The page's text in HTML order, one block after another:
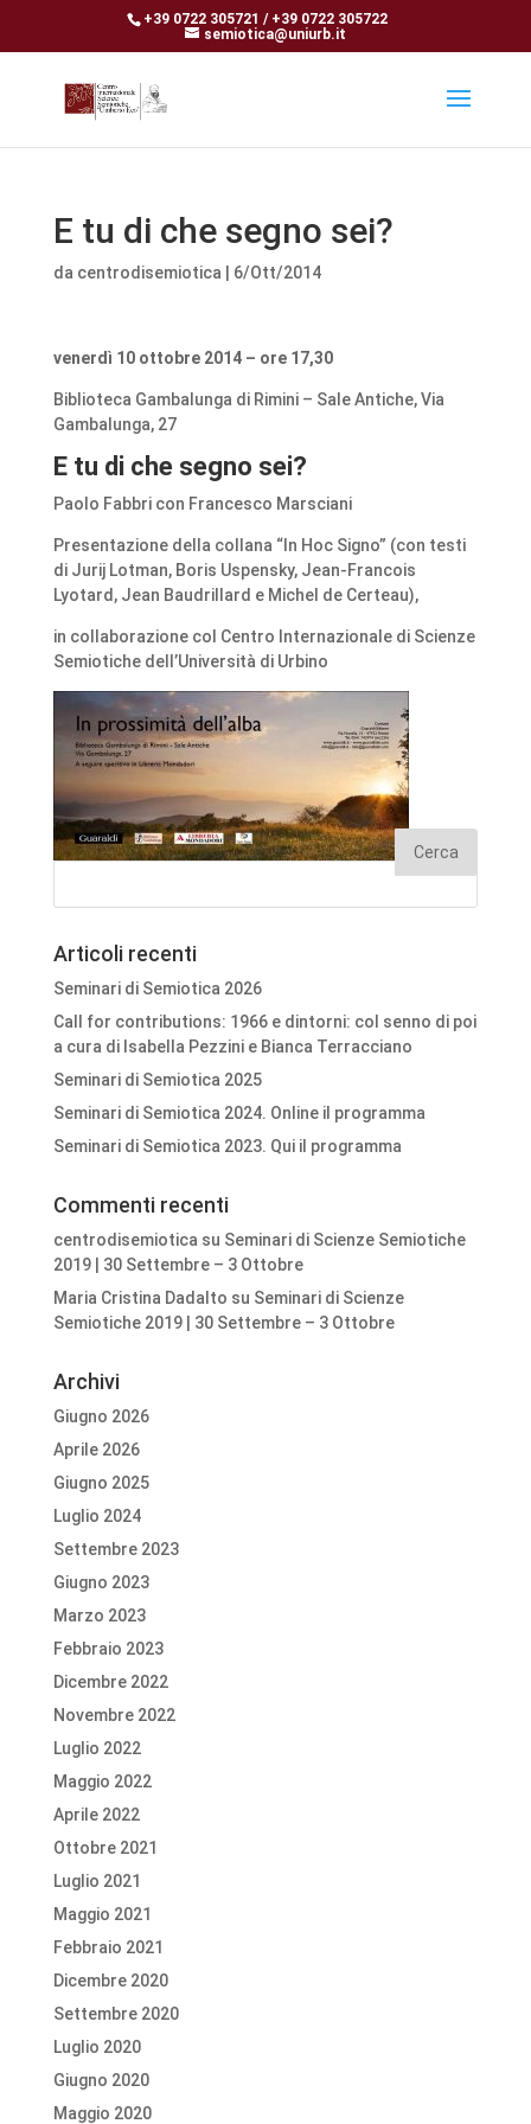
+39 0722 305721 / +39 0722 305722
semiotica@uniurb.it
E tu di che segno sei?
da centrodisemiotica 6/Ott/2014
venerdì 10 ottobre 2014 – ore 17,30
Biblioteca Gambalunga di Rimini – Sale Antiche, Via
Gambalunga, 27
E tu di che segno sei?
Paolo Fabbri con Francesco Marsciani
Presentazione della collana “In Hoc Signo” (con testi
di Jurij Lotman, Boris Uspensky, Jean-Francois
Lyotard, Jean Baudrillard e Michel de Certeau),
in collaborazione col Centro Internazionale di Scienze
Semiotiche dell’Università di Urbino
Articoli recenti
Seminari di Semiotica 2026
Call for contributions: 1966 e dintorni: col senno di poi
a cura di Isabella Pezzini e Bianca Terracciano
Seminari di Semiotica 2025
Seminari di Semiotica 2024. Online il programma
Seminari di Semiotica 2023. Qui il programma
Commenti recenti
centrodisemiotica su Seminari di Scienze Semiotiche
2019 | 30 Settembre – 3 Ottobre
Maria Cristina Dadalto su Seminari di Scienze
Semiotiche 2019 | 30 Settembre – 3 Ottobre
Archivi
Giugno 2026
Aprile 2026
Giugno 2025
Luglio 2024
Settembre 2023
Giugno 2023
Marzo 2023
Febbraio 2023
Dicembre 2022
Novembre 2022
Luglio 2022
Maggio 2022
Aprile 2022
Ottobre 2021
Luglio 2021
Maggio 2021
Febbraio 2021
Dicembre 2020
Settembre 2020
Luglio 2020
Giugno 2020
Maggio 2020